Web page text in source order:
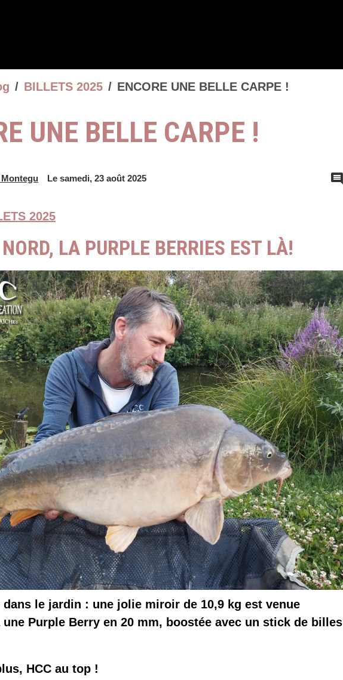
BILLETS 2025 ENCORE UNE BELLE CARPE !
UNE BELLE CARPE !
Le samedi, 23 août 2025
2025
LA PURPLE BERRIES EST LÀ!
le jardin : une jolie miroir de 10,9 kg est venue
Purple Berry en 20 mm, boostée avec un stick de billes
HCC au top !